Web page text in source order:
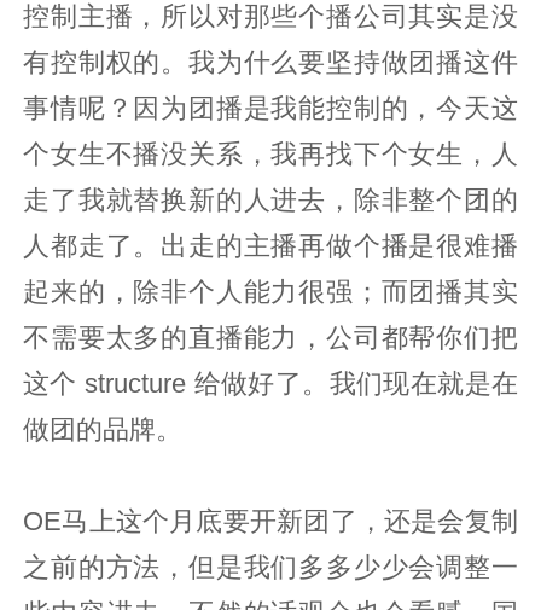
控制主播，所以对那些个播公司其实是没
有控制权的。我为什么要坚持做团播这件
事情呢？因为团播是我能控制的，今天这
个女生不播没关系，我再找下个女生，人
走了我就替换新的人进去，除非整个团的
人都走了。出走的主播再做个播是很难播
起来的，除非个人能力很强；而团播其实
不需要太多的直播能力，公司都帮你们把
这个 structure 给做好了。我们现在就是在
做团的品牌。
OE马上这个月底要开新团了，还是会复制
之前的方法，但是我们多多少少会调整一